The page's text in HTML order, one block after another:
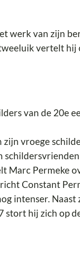
werk van zijn
vertelt hij
van de 20e
zijn vroege
Marc Permeke
Constant
intenser. Naast
stort hij zich op